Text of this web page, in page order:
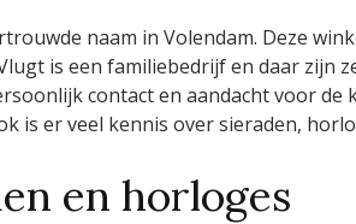
naam in Volendam. Deze
is een familiebedrijf en daar zijn
contact en aandacht voor
is er veel kennis over sieraden,
en horloges